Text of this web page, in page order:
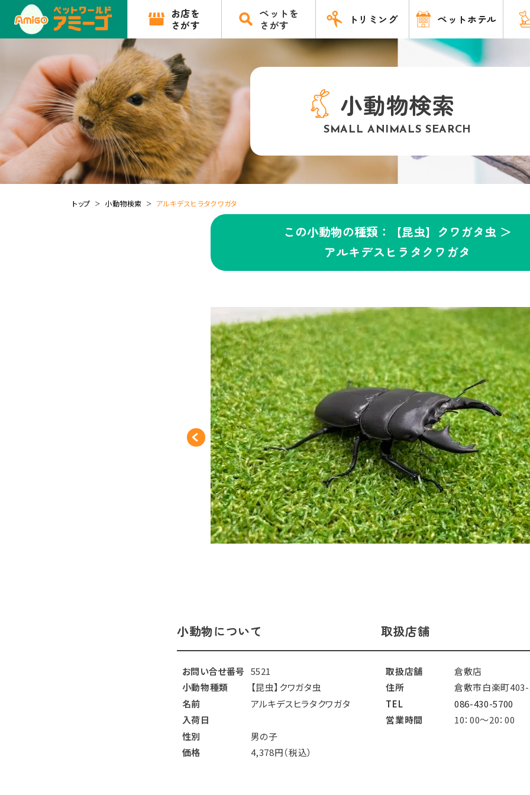
お店を
さがす
ペットを
さがす
トリミング ペットホテル
小動物検索
SMALL ANIMALS SEARCH
トップ 小動物検索 アルキデスヒラタクワガタ
この小動物の種類：【昆虫】クワガタ虫 ＞
アルキデスヒラタクワガタ
小動物について
お問い合せ番号 5521
小動物種類
【昆虫】クワガタ虫
名前
アルキデスヒラタクワガタ
入荷日
性別
男の子
価格
4,378円（税込）
取扱店舗
取扱店舗
倉敷店
住所
倉敷市白楽町
TEL
086-430-5700
営業時間
10：00～20：00